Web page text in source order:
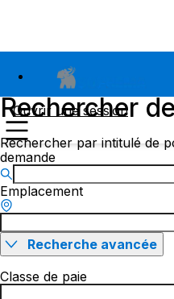
Ouvrir une session
Rechercher
Rechercher par intitulé de
demande
Emplacement
Recherche avancée
Classe de paie